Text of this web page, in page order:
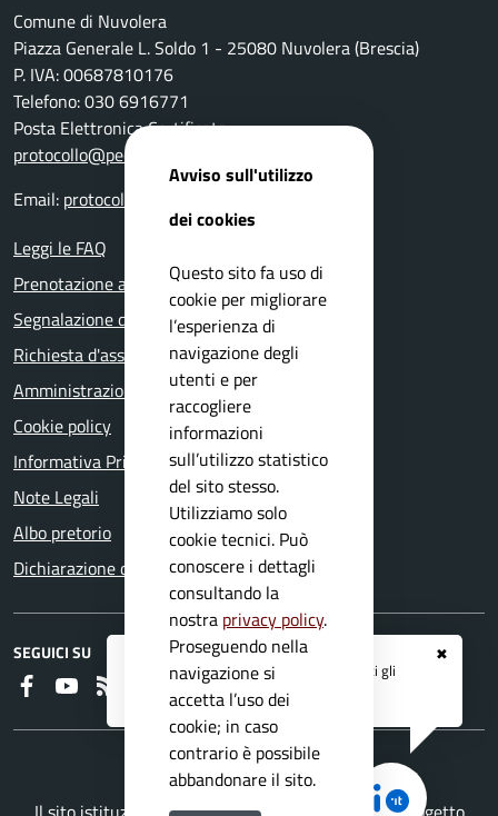
✖
Registrati ai serviziAPP IO
e ricevi tutti gli
aggiornamenti dall'Ente
Comune di Nuvolera
Piazza Generale L. Soldo 1 - 25080 Nuvolera (Brescia)
P. IVA: 00687810176
Telefono: 030 6916771
Posta Elettronica Certificata:
protocollo@pec.comune.nuvolera.bs.it
Email: protocollo@comune.nuvolera.bs.it
Leggi le FAQ
Prenotazione appuntamento
Segnalazione disservizio
Richiesta d'assistenza
Amministrazione trasparente
Cookie policy
Informativa Privacy
Note Legali
Albo pretorio
Dichiarazione di accessibilità
SEGUICI SU
FaceboookYoutube
Avviso sull'utilizzo
dei cookies
Questo sito fa uso di
cookie per migliorare
l’esperienza di
navigazione degli
utenti e per
raccogliere
informazioni
sull’utilizzo statistico
del sito stesso.
Utilizziamo solo
cookie tecnici. Può
conoscere i dettagli
consultando la
nostra privacy policy.
Proseguendo nella
navigazione si
accetta l’uso dei
cookie; in caso
contrario è possibile
abbandonare il sito.